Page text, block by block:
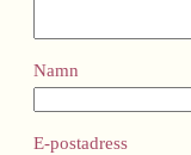
Namn
E-postadress